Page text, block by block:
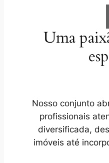
Uma
Nosso conjunto
profissionais
diversificada,
imóveis até